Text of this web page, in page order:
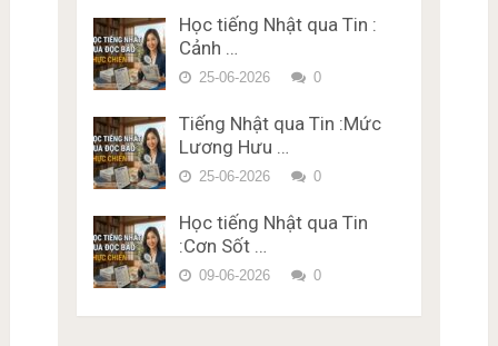
Đề thi trắc nghiệm Lý thuyết
bằng lái xe ở Nhật Bản Miễn
Phí Karimen 10 câu Đề 5
Vựng – Chữ Hán Đề 15
Học tiếng Nhật qua Tin :
Cảnh …
25-06-2026 0
Tiếng Nhật qua Tin :Mức
Lương Hưu …
25-06-2026 0
Học tiếng Nhật qua Tin
:Cơn Sốt …
09-06-2026 0